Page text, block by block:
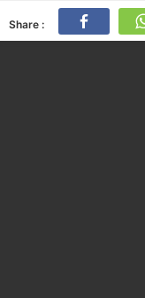
Share :